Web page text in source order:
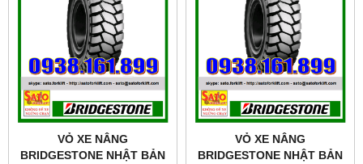
VỎ XE NÂNG
BRIDGESTONE NHẬT BẢN
VỎ XE NÂNG
BRIDGESTONE NHẬT BẢN